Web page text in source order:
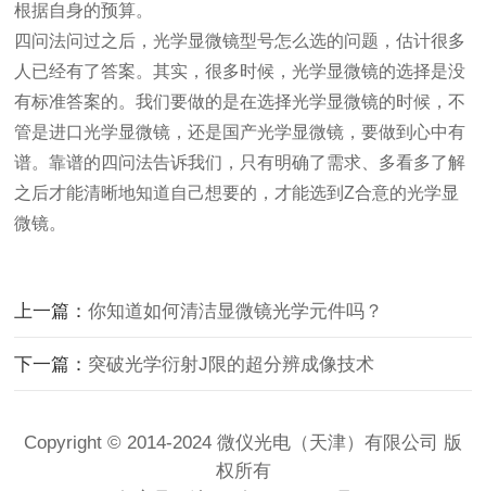
根据自身的预算。
四问法问过之后，光学显微镜型号怎么选的问题，估计很多
人已经有了答案。其实，很多时候，光学显微镜的选择是没
有标准答案的。我们要做的是在选择光学显微镜的时候，不
管是进口光学显微镜，还是国产光学显微镜，要做到心中有
谱。靠谱的四问法告诉我们，只有明确了需求、多看多了解
之后才能清晰地知道自己想要的，才能选到Z合意的光学显
微镜。
上一篇：你知道如何清洁显微镜光学元件吗？
下一篇： 突破光学衍射J限的超分辨成像技术
Copyright © 2014-2024 微仪光电（天津）有限公司 版
权所有